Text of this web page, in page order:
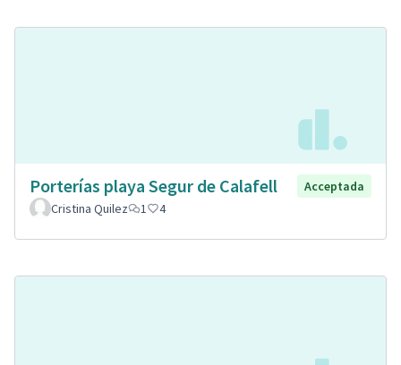
Porterías playa Segur de Calafell
Acceptada
Cristina Quilez
1 4